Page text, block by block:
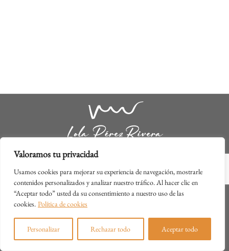
Valoramos tu privacidad
Usamos cookies para mejorar su experiencia de navegación, mostrarle
contenidos personalizados y analizar nuestro tráfico. Al hacer clic en
“Aceptar todo” usted da su consentimiento a nuestro uso de las
cookies. Política de cookies
Personalizar Rechazar todo Aceptar todo
Calle Gayubares, 14
09400 Aranda de Duero (Burgos)
info@fundacionlolaperezrivera.org
Política de cookies